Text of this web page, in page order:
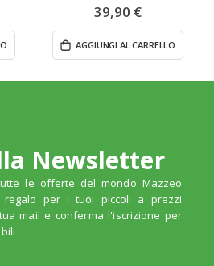
39,90 €
AGGIUNGI AL CARRELLO
Newsletter
le offerte del mondo Mazzeo
regalo per i tuoi piccoli a prezzi
mail e conferma l'iscrizione per